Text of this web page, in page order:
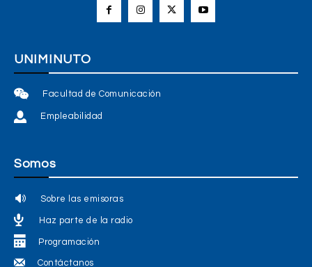
UNIMINUTO
Facultad de Comunicación
Empleabilidad
Somos
Sobre las emisoras
Haz parte de la radio
Programación
Contáctanos